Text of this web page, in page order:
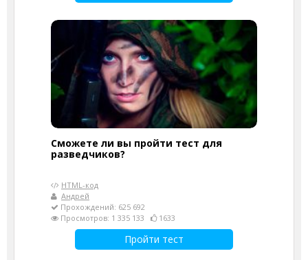
Сможете ли вы пройти тест для
разведчиков?
HTML-код
Андрей
Прохождений: 625 692
Просмотров: 1 335 133
1633
Пройти тест